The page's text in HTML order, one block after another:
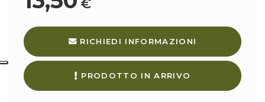
€
RICHIEDI INFORMAZIONI
PRODOTTO IN ARRIVO